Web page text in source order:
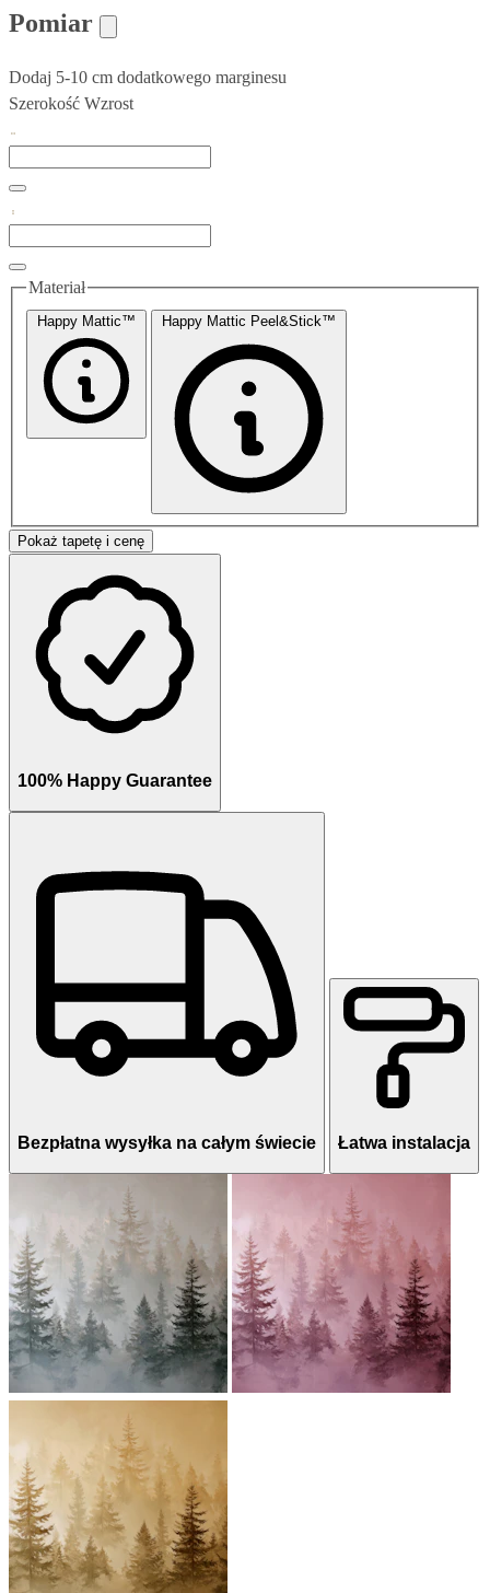
Pomiar
Dodaj 5-10 cm dodatkowego marginesu
Szerokość Wzrost
Materiał
Happy Mattic™ Happy Mattic Peel&Stick™
Pokaż tapetę i cenę
100% Happy Guarantee
Bezpłatna wysyłka na całym świecie Łatwa instalacja